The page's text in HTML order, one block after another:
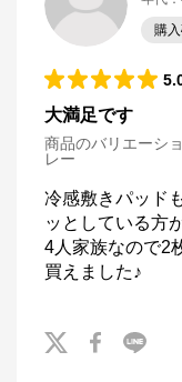
購
大満足です
商品のバリエーシ
レー
冷感敷きパッド
ッとしている方
4人家族なので2
買えました♪
四季に適した
毎晩を特別な時
ねむりのアト
「京都スリー
的なエビデンス
季節に応じたね